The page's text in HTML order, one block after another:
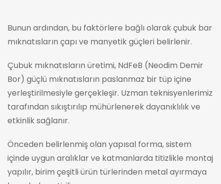
Bunun ardından, bu faktörlere bağlı olarak çubuk bar
mıknatısların çapı ve manyetik güçleri belirlenir.
Çubuk mıknatısların üretimi, NdFeB (Neodim Demir
Bor) güçlü mıknatısların paslanmaz bir tüp içine
yerleştirilmesiyle gerçekleşir. Uzman teknisyenlerimiz
tarafından sıkıştırılıp mühürlenerek dayanıklılık ve
etkinlik sağlanır.
Önceden belirlenmiş olan yapısal forma, sistem
içinde uygun aralıklar ve katmanlarda titizlikle montaj
yapılır, birim çeşitli ürün türlerinden metal ayırmaya